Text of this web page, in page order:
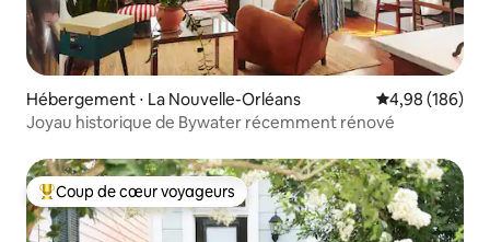
Hébergement ⋅ La Nouvelle-Orléans Évaluation
4,98 (186)
Joyau historique de Bywater récemment rénové
Coups de cœur voyageurs les plus appréciés
Coup de cœur voyageurs